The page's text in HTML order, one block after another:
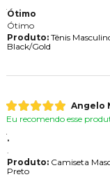
Ótimo
Ótimo
Produto:Tênis
Black/Gold
Angelo
Eu recomendo esse
.
Produto:Camiseta
Preto